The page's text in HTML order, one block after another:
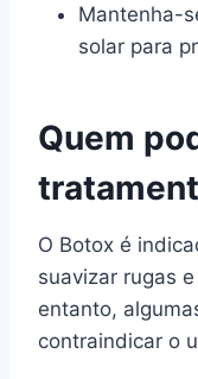
Mantenha-
solar para
Quem
O Botox é
suavizar rugas
entanto,
contraindicar o